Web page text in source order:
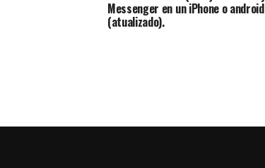
Messenger en un iPhone o android
(atualizado).